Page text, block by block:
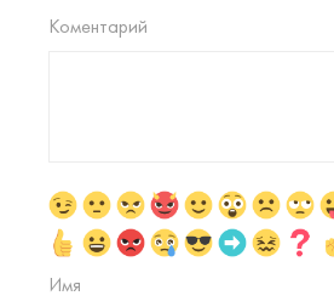
Коментарий
Имя